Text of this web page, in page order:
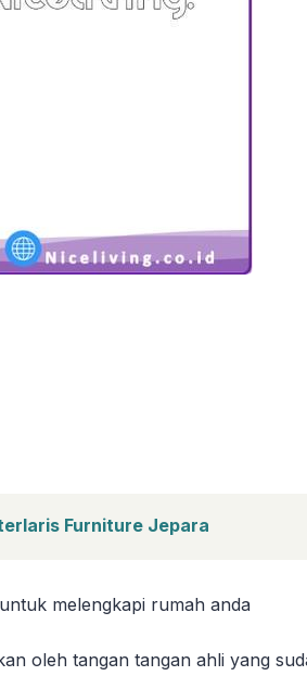
Furniture Jepara
melengkapi rumah anda
oleh tangan tangan ahli yang